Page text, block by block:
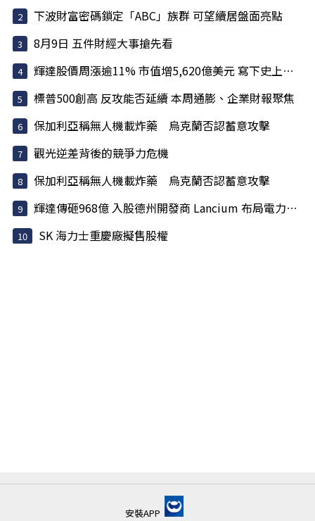
下波財富密碼鎖定「ABC」族群 可望續居盤面亮點
8月9日 五件財經大事搶先看
輝達股價周漲逾11% 市值增5,620億美元 寫下史上最大單周...
標普500創高 反攻能否延續 本周通膨、企業財報聚焦
保加利亞稱無人機載炸藥 烏克蘭否認蓄意攻擊
觀光逆差背後的競爭力危機
保加利亞稱無人機載炸藥 烏克蘭否認蓄意攻擊
輝達傳砸968億 入股德州開發商 Lancium 布局電力基建
SK 海力士重慶廠擬售股權
安裝APP